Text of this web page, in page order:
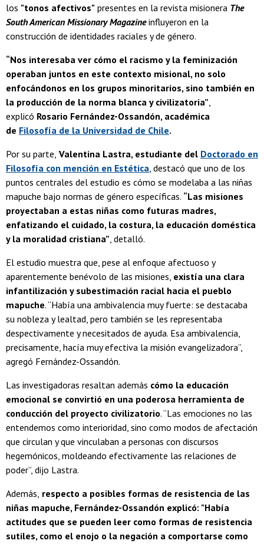
los "tonos afectivos" presentes en la revista misionera The
South American Missionary Magazineinfluyeron en la
construcción de identidades raciales y de género.
“Nos interesaba ver cómo el racismo y la feminización
operaban juntos en este contexto misional, no solo
enfocándonos en los grupos minoritarios, sino también en
la producción de la norma blanca y civilizatoria”
explicó Rosario Fernández-Ossandón, académica
de Filosofía de la Universidad de Chile.
Por su parte, Valentina Lastra, estudiante del Doctorado en
Filosofía con mención en Estética , destacó que uno de los
puntos centrales del estudio es cómo se modelaba a las niñas
mapuche bajo normas de género específicas. “Las misiones
proyectaban a estas niñas como futuras madres,
enfatizando el cuidado, la costura, la educación doméstica
y la moralidad cristiana” , detalló.
El estudio muestra que, pese al enfoque afectuoso y
aparentemente benévolo de las misiones, existía una clara
infantilización y subestimación racial hacia el pueblo
mapuche. “Había una ambivalencia muy fuerte: se destacaba
su nobleza y lealtad, pero también se les representaba
despectivamente y necesitados de ayuda. Esa ambivalencia,
precisamente, hacía muy efectiva la misión evangelizadora”,
agregó Fernández-Ossandón.
Las investigadoras resaltan además cómo la educación
emocional se convirtió en una poderosa herramienta de
conducción del proyecto civilizatorio. “Las emociones no las
entendemos como interioridad, sino como modos de afectación
que circulan y que vinculaban a personas con discursos
hegemónicos, moldeando efectivamente las relaciones de
poder”, dijo Lastra.
Además, respecto a posibles formas de resistencia de las
niñas mapuche, Fernández-Ossandón explicó: "Había
actitudes que se pueden leer como formas de resistencia
sutiles, como el enojo o la negación a comportarse como